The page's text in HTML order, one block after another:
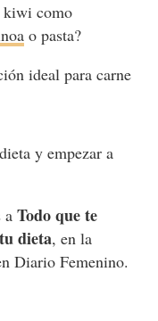
kiwi como
o pasta?
ideal para carne
y empezar a
a Todo que te
dieta, en la
Diario Femenino.